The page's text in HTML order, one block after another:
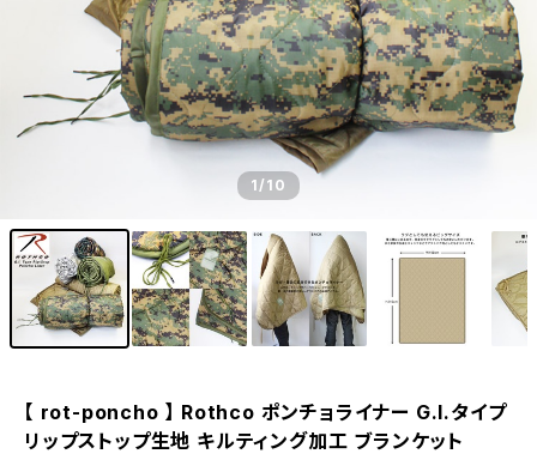
1/10
【 rot-poncho 】 Rothco ポンチョライナー G.I.タイプ
リップストップ生地 キルティング加工 ブランケット